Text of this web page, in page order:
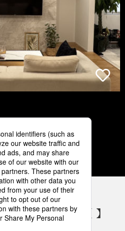
3 4 5
気設備 SNSアカウント